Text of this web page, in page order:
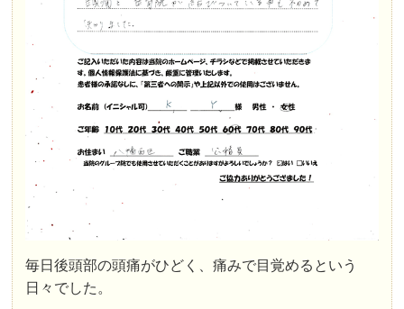
毎日後頭部の頭痛がひどく、痛みで目覚めるという
日々でした。